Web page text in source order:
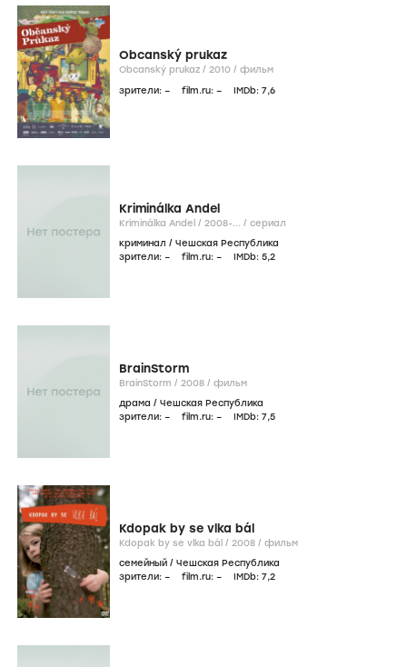
Obcanský prukaz
Obcanský prukaz / 2010 / фильм
зрители: – film.ru: – IMDb: 7,6
Kriminálka Andel
Kriminálka Andel / 2008-... / сериал
криминал / Чешская Республика
зрители: – film.ru: – IMDb: 5,2
BrainStorm
BrainStorm / 2008 / фильм
драма / Чешская Республика
зрители: – film.ru: – IMDb: 7,5
Kdopak by se vlka bál
Kdopak by se vlka bál / 2008 / фильм
семейный / Чешская Республика
зрители: – film.ru: – IMDb: 7,2